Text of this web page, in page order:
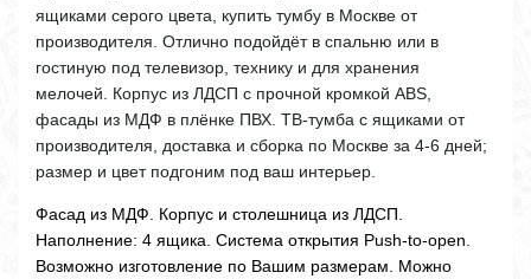
ящиками серого цвета, купить тумбу в Москве от
производителя. Отлично подойдёт в спальню или в
гостиную под телевизор, технику и для хранения
мелочей. Корпус из ЛДСП с прочной кромкой ABS,
фасады из МДФ в плёнке ПВХ. ТВ-тумба с ящиками от
производителя, доставка и сборка по Москве за 4-6 дней;
размер и цвет подгоним под ваш интерьер.
Фасад из МДФ. Корпус и столешница из ЛДСП.
Наполнение: 4 ящика. Система открытия Push-to-open.
Возможно изготовление по Вашим размерам. Можно